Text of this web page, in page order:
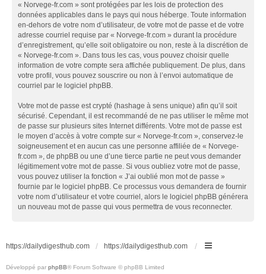
« Norvege-fr.com » sont protégées par les lois de protection des
données applicables dans le pays qui nous héberge. Toute information
en-dehors de votre nom d’utilisateur, de votre mot de passe et de votre
adresse courriel requise par « Norvege-fr.com » durant la procédure
d’enregistrement, qu’elle soit obligatoire ou non, reste à la discrétion de
« Norvege-fr.com ». Dans tous les cas, vous pouvez choisir quelle
information de votre compte sera affichée publiquement. De plus, dans
votre profil, vous pouvez souscrire ou non à l’envoi automatique de
courriel par le logiciel phpBB.
Votre mot de passe est crypté (hashage à sens unique) afin qu’il soit
sécurisé. Cependant, il est recommandé de ne pas utiliser le même mot
de passe sur plusieurs sites Internet différents. Votre mot de passe est
le moyen d’accès à votre compte sur « Norvege-fr.com », conservez-le
soigneusement et en aucun cas une personne affiliée de « Norvege-
fr.com », de phpBB ou une d’une tierce partie ne peut vous demander
légitimement votre mot de passe. Si vous oubliez votre mot de passe,
vous pouvez utiliser la fonction « J’ai oublié mon mot de passe »
fournie par le logiciel phpBB. Ce processus vous demandera de fournir
votre nom d’utilisateur et votre courriel, alors le logiciel phpBB générera
un nouveau mot de passe qui vous permettra de vous reconnecter.
https://dailydigesthub.com https://dailydigesthub.com
Développé par phpBB® Forum Software © phpBB Limited